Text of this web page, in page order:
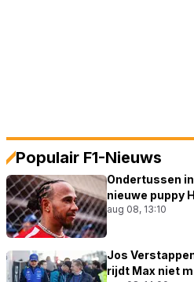
Populair F1-Nieuws
Ondertussen
nieuwe puppy
aug 08, 13:10
Jos
rijdt Max niet